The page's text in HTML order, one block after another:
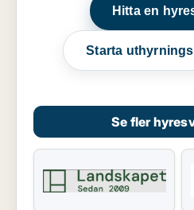
Hitta en
Starta
Se fler